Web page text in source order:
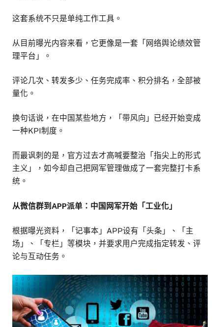
这套系统不只是单纯工作工具。
从目前曝光内容来看，它更像是一套「网络舆论绩效管
理平台」。
评论几次、转发多少、任务完成率、积分排名，全部被
量化。
换句话说，在中国某些地方，「带风向」已经开始变成
一种KPI制度。
而最讽刺的是，官方过去才高喊要整治「指尖上的形式
主义」，如今却自己把网军管理做成了一套完整打卡系
统。
从微信群到APP派单：中国网军开始「工业化」
根据曝光资料，「记事本」APP设有「头条」、「主
场」、「专栏」等模块，并要求用户完成指定转发、评
论与互动任务。